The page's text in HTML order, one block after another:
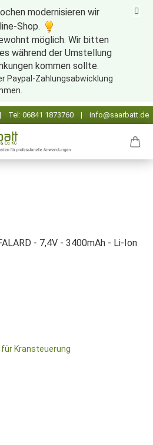
modernisieren wir
Shop.
möglich. Wir bitten
während der Umstellung
kommen sollte.
Paypal-Zahlungsabwicklung
- 7,4V - 3400mAh - Li-Ion